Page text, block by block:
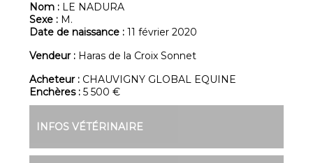
Nom : LE NADURA
Sexe : M.
Date de naissance :11 février 2020
Vendeur : Haras de la Croix Sonnet
Acheteur : CHAUVIGNY GLOBAL EQUINE
Enchères :5 500 €
INFOS VÉTÉRINAIRE